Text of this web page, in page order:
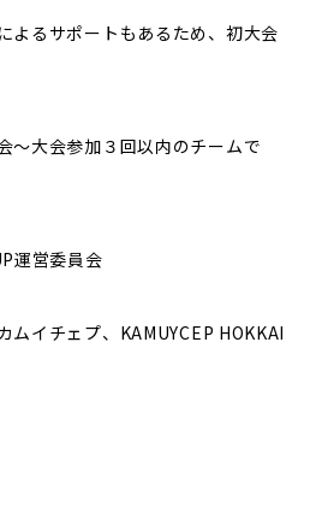
よるサポートもあるため、初大会
～大会参加３回以内のチームで
運営委員会
ムイチェプ、KAMUYCEP HOKKAI